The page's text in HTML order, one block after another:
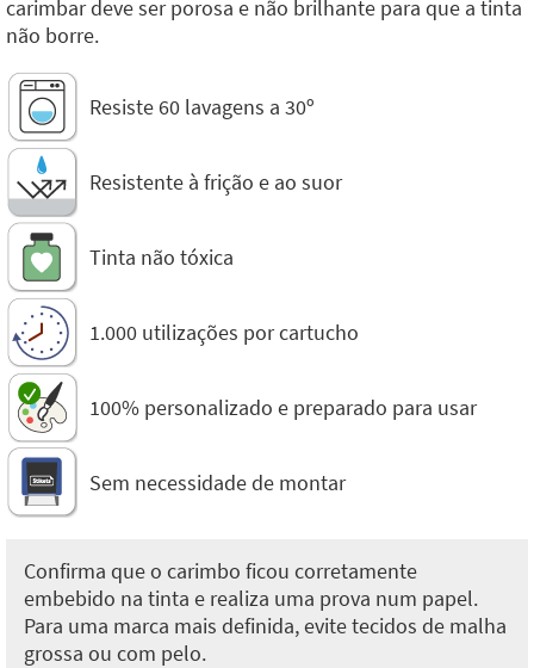
carimbar deve ser porosa e não brilhante para que a tinta
não borre.
Resiste 60 lavagens a 30º
Resistente à frição e ao suor
Tinta não tóxica
1.000 utilizações por cartucho
100% personalizado e preparado para usar
Sem necessidade de montar
Confirma que o carimbo ficou corretamente
embebido na tinta e realiza uma prova num papel.
Para uma marca mais definida, evite tecidos de malha
grossa ou com pelo.